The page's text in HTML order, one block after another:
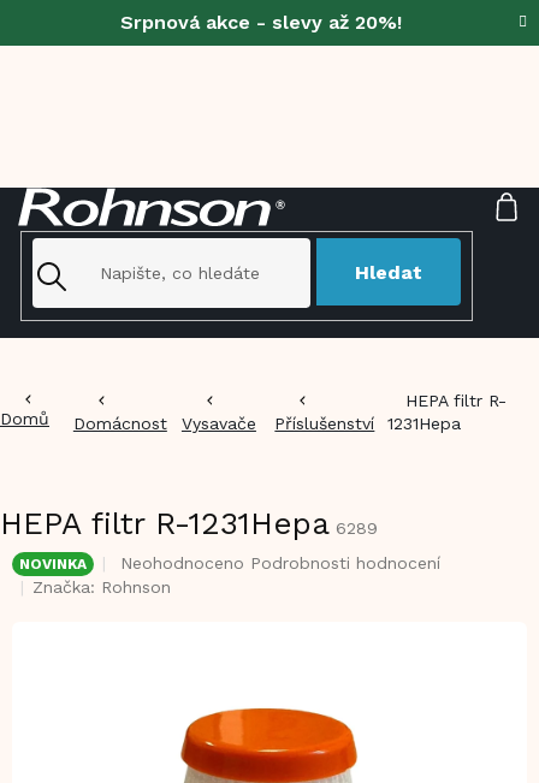
Srpnová akce - slevy až 20%!
Hledat
Domů Domácnost Vysavače Příslušenství
HEPA filtr R-
1231Hepa
HEPA filtr R-1231Hepa 6289
NOVINKA
Průměrné
hodnocení
hvězdiček.
Neohodnoceno Podrobnosti hodnocení
Značka: Rohnson